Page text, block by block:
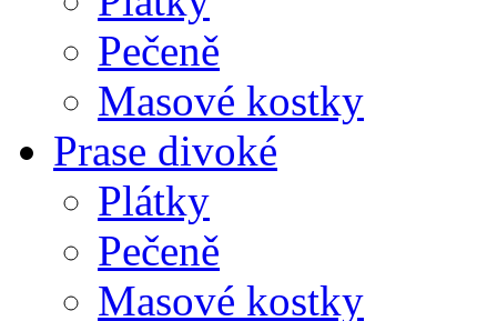
Pečeně
Masové kostky
Prase divoké
Plátky
Pečeně
Masové kostky